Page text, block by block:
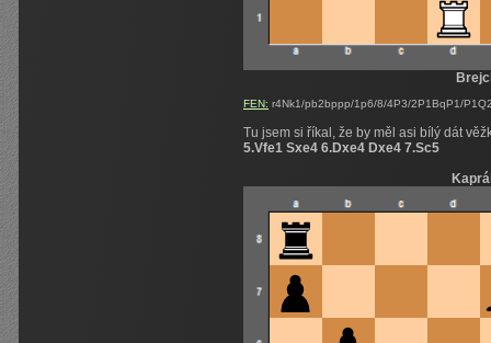
FEN: r4Nk1/pb2bppp/1p6/8/4P3/2P1BqP1/
Tu jsem si říkal, že by měl asi bílý dát
5.Vfe1 Sxe4 6.Dxe4 Dxe4 7.Sc5